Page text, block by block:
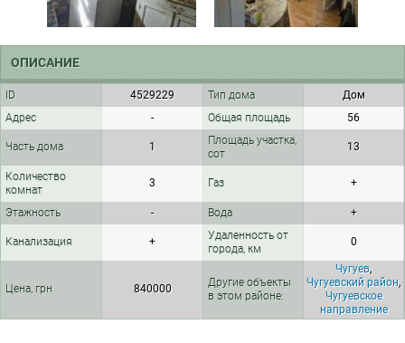
ОПИСАНИЕ
ID 4529229 Тип дома
Дом
Адрес
- Общая площадь 56
Часть дома 1
Площадь участка,
сот
13
Количество
комнат
3 Газ +
Этажность - Вода +
Канализация +
Удаленность от
города, км
0
Цена, грн 840000
Другие объекты
в этом районе:
Чугуев,
Чугуевский район,
Чугуевское
направление